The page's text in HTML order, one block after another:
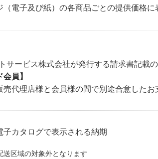
（電子及び紙）の各商品ごとの提供価格に
サービス株式会社が発行する請求書記載
員】
売代理店様と会員様の間で別途合意した
子カタログで表示される納期
区域の対象外となります